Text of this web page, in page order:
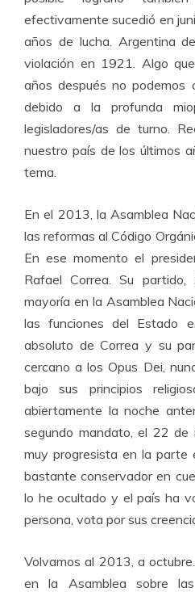
efectivamente sucedió en
años de lucha. Argentina
violación en 1921. Algo
años después no podemos
debido a la profunda
legisladores/as de turno.
nuestro país de los últimos
tema.
En el 2013, la Asamblea
las reformas al Código
En ese momento el
Rafael Correa. Su partido,
mayoría en la Asamblea
las funciones del Estado
absoluto de Correa y su
cercano a los Opus Dei,
bajo sus principios
abiertamente la noche
segundo mandato, el 22
muy progresista en la parte
bastante conservador en
lo he ocultado y el país ha
persona, vota por sus
Volvamos al 2013, a
en la Asamblea sobre